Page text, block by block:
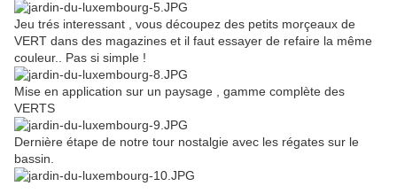
Jeu trés interessant , vous découpez des petits morçeaux de
VERT dans des magazines et il faut essayer de refaire la même
couleur.. Pas si simple !
Mise en application sur un paysage , gamme complète des
VERTS
Dernière étape de notre tour nostalgie avec les régates sur le
bassin.